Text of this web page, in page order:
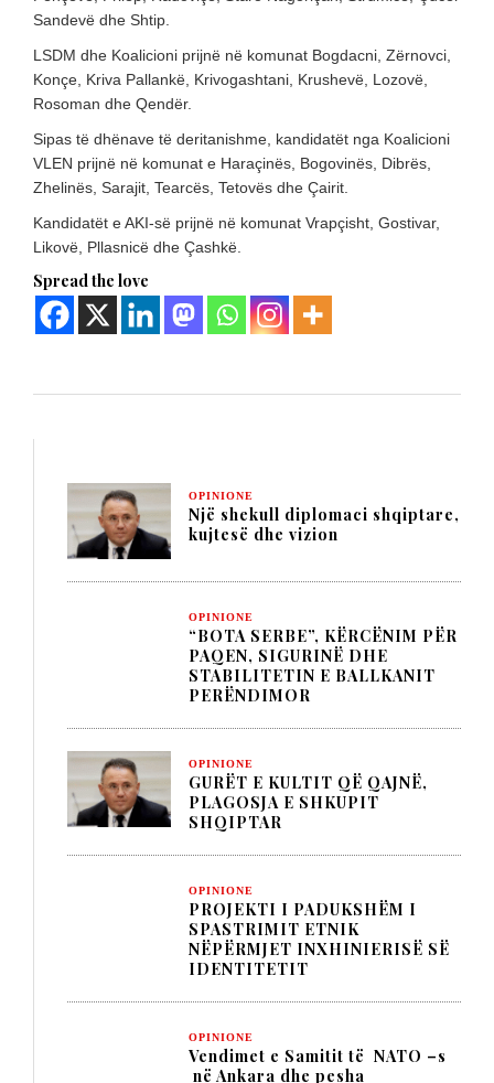
Sandevë dhe Shtip.
LSDM dhe Koalicioni prijnë në komunat Bogdacni, Zërnovci,
Konçe, Kriva Pallankë, Krivogashtani, Krushevë, Lozovë,
Rosoman dhe Qendër.
Sipas të dhënave të deritanishme, kandidatët nga Koalicioni
VLEN prijnë në komunat e Haraçinës, Bogovinës, Dibrës,
Zhelinës, Sarajit, Tearcës, Tetovës dhe Çairit.
Kandidatët e AKI-së prijnë në komunat Vrapçisht, Gostivar,
Likovë, Pllasnicë dhe Çashkë.
Spread the love
OPINIONE
Një shekull diplomaci shqiptare,
kujtesë dhe vizion
OPINIONE
“BOTA SERBE”, KËRCËNIM PËR
PAQEN, SIGURINË DHE
STABILITETIN E BALLKANIT
PERËNDIMOR
OPINIONE
GURËT E KULTIT QË QAJNË,
PLAGOSJA E SHKUPIT
SHQIPTAR
OPINIONE
PROJEKTI I PADUKSHËM I
SPASTRIMIT ETNIK
NËPËRMJET INXHINIERISË SË
IDENTITETIT
OPINIONE
Vendimet e Samitit të NATO –s
në Ankara dhe pesha